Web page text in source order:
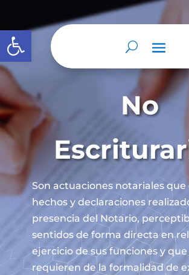
Abrir barra de herramientas
No
Son actuaciones notariales
hechos y declaraciones
presencia del Notario,
sentidos de forma directa en
ejercicio de sus funciones y que
requieren de la formalidad de